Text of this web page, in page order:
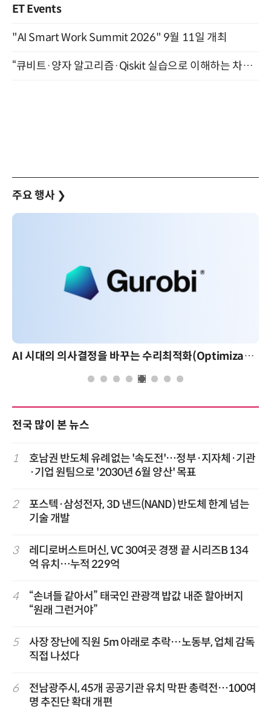
ET Events
"AI Smart Work Summit 2026" 9월 11일 개최
“큐비트·양자 알고리즘·Qiskit 실습으로 이해하는 차세대 컴퓨팅” (8/28)
주요 행사 ❯
AI 시대의 의사결정을 바꾸는 수리최적화(Optimization): 실제 산업 적용 사례와 활용 전략
전국 많이 본 뉴스
1
호남권 반도체 유례없는 '속도전'…정부·지자체·기관
·기업 원팀으로 '2030년 6월 양산' 목표
2
포스텍·삼성전자, 3D 낸드(NAND) 반도체 한계 넘는
기술 개발
3
레디로버스트머신, VC 30여곳 경쟁 끝 시리즈B 134
억 유치…누적 229억
4
“손녀들 같아서” 태국인 관광객 밥값 내준 할아버지
“원래 그런거야”
5
사장 장난에 직원 5m 아래로 추락…노동부, 업체 감독
직접 나섰다
6
전남광주시, 45개 공공기관 유치 막판 총력전…100여
명 추진단 확대 개편